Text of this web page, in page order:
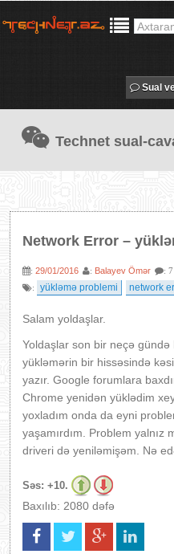
Sual
Technet sual-
Network Error –
: 29/01/2016 : Balayev Ömər
: 7
:
yükləmə problemi network
Salam yoldaşlar.
Yoldaşlar son bir neçə gündə
yükləmərin bir hissəsində
yazır. Google forumlara
Chrome yenidən yüklədim
yoxladım onda da eyni
yaşamırdım. Problem yalnız
driveri də yeniləmişəm. Nə
Səs: +10.
Baxılıb: 2080 dəfə